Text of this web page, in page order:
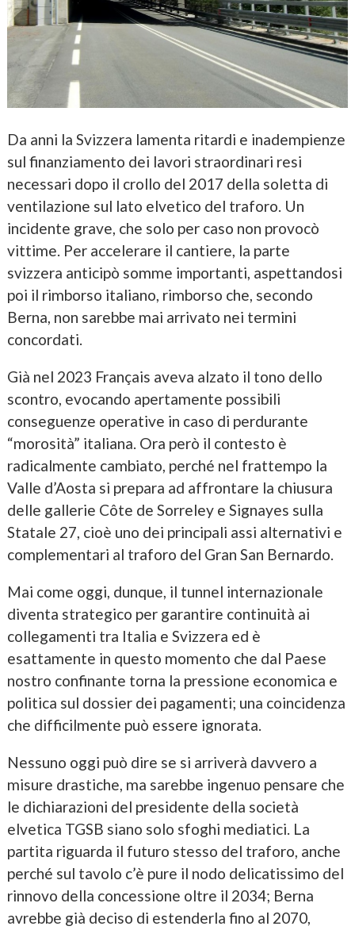
Da anni la Svizzera lamenta ritardi e inadempienze
sul finanziamento dei lavori straordinari resi
necessari dopo il crollo del 2017 della soletta di
ventilazione sul lato elvetico del traforo. Un
incidente grave, che solo per caso non provocò
vittime. Per accelerare il cantiere, la parte
svizzera anticipò somme importanti, aspettandosi
poi il rimborso italiano, rimborso che, secondo
Berna, non sarebbe mai arrivato nei termini
concordati.
Già nel 2023 Français aveva alzato il tono dello
scontro, evocando apertamente possibili
conseguenze operative in caso di perdurante
“morosità” italiana. Ora però il contesto è
radicalmente cambiato, perché nel frattempo la
Valle d’Aosta si prepara ad affrontare la chiusura
delle gallerie Côte de Sorreley e Signayes sulla
Statale 27, cioè uno dei principali assi alternativi e
complementari al traforo del Gran San Bernardo.
Mai come oggi, dunque, il tunnel internazionale
diventa strategico per garantire continuità ai
collegamenti tra Italia e Svizzera ed è
esattamente in questo momento che dal Paese
nostro confinante torna la pressione economica e
politica sul dossier dei pagamenti; una coincidenza
che difficilmente può essere ignorata.
Nessuno oggi può dire se si arriverà davvero a
misure drastiche, ma sarebbe ingenuo pensare che
le dichiarazioni del presidente della società
elvetica TGSB siano solo sfoghi mediatici. La
partita riguarda il futuro stesso del traforo, anche
perché sul tavolo c’è pure il nodo delicatissimo del
rinnovo della concessione oltre il 2034; Berna
avrebbe già deciso di estenderla fino al 2070,